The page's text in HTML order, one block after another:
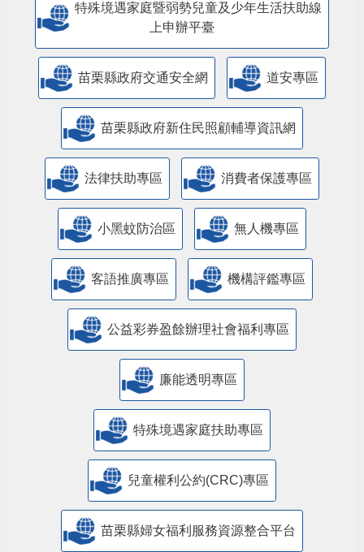
特殊境遇家庭暨弱勢兒童及少年生活扶助線
上申辦平臺
苗栗縣政府交通安全網 道安專區
苗栗縣政府新住民照顧輔導資訊網
法律扶助專區 消費者保護專區
小黑蚊防治區 無人機專區
客語推廣專區 機構評鑑專區
公益彩券盈餘辦理社會福利專區
廉能透明專區
特殊境遇家庭扶助專區
兒童權利公約(CRC)專區
苗栗縣婦女福利服務資源整合平台